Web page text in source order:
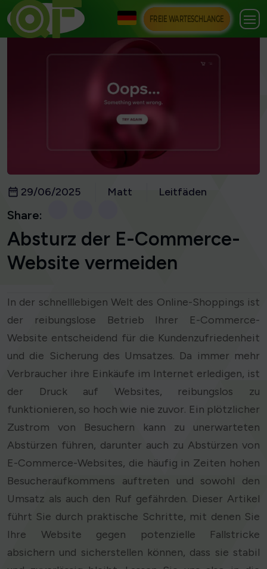
FREIE WARTESCHLANGE
29/06/2025 Matt Leitfäden
Share:
Absturz der E-Commerce-
Website vermeiden
In der schnelllebigen Welt des Online-Shoppings ist
der reibungslose Betrieb Ihrer E-Commerce-
Website entscheidend für die Kundenzufriedenheit
und die Sicherung des Umsatzes. Da immer mehr
Verbraucher ihre Einkäufe im Internet erledigen, ist
der Druck auf Websites, reibungslos zu
funktionieren, so hoch wie nie zuvor. Ein plötzlicher
Zustrom von Besuchern kann zu unerwarteten
Abstürzen führen, darunter auch zu Abstürzen von
E-Commerce-Websites, die häufig in Zeiten hohen
Besucheraufkommens auftreten und sowohl den
Umsatz als auch den Ruf gefährden. Dieser Artikel
führt Sie durch praktische Schritte, mit denen Sie
Ihre Website gegen potenzielle Fallstricke
absichern und sicherstellen können, dass sie stabil